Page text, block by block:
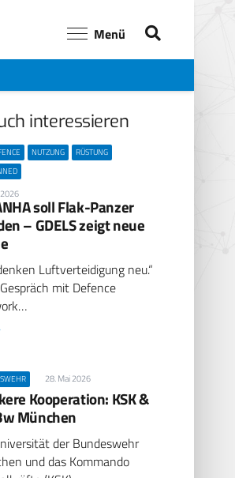
Menü
interessieren
NUTZUNG
RÜSTUNG
soll Flak-Panzer
– GDELS zeigt neue
Luftverteidigung neu.“
mit Defence
28. Mai 2026
Kooperation: KSK &
München
der Bundeswehr
und das Kommando